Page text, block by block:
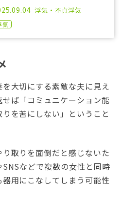
浮気・不貞浮気
気
大切にする素敵な夫に見え
ば「コミュニケーション能
を苦にしない」ということ
取りを面倒だと感じないた
などで複数の女性と同時
用にこなしてしまう可能性